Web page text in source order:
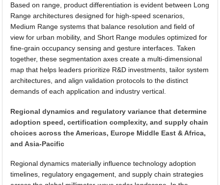
Based on range, product differentiation is evident between Long
Range architectures designed for high-speed scenarios,
Medium Range systems that balance resolution and field of
view for urban mobility, and Short Range modules optimized for
fine-grain occupancy sensing and gesture interfaces. Taken
together, these segmentation axes create a multi-dimensional
map that helps leaders prioritize R&D investments, tailor system
architectures, and align validation protocols to the distinct
demands of each application and industry vertical.
Regional dynamics and regulatory variance that determine
adoption speed, certification complexity, and supply chain
choices across the Americas, Europe Middle East & Africa,
and Asia-Pacific
Regional dynamics materially influence technology adoption
timelines, regulatory engagement, and supply chain strategies